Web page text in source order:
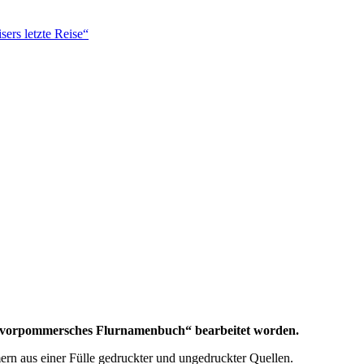
letzte Reise“
Flurnamenbuch“ bearbeitet worden.
aus einer Fülle gedruckter und ungedruckter Quellen.